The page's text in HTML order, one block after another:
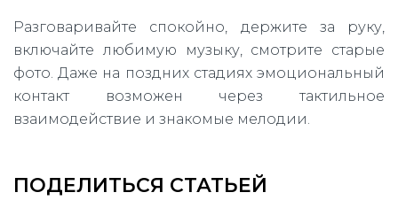
Разговаривайте спокойно, держите за руку,
включайте любимую музыку, смотрите старые
фото. Даже на поздних стадиях эмоциональный
контакт возможен через тактильное
взаимодействие и знакомые мелодии.
ПОДЕЛИТЬСЯ СТАТЬЕЙ